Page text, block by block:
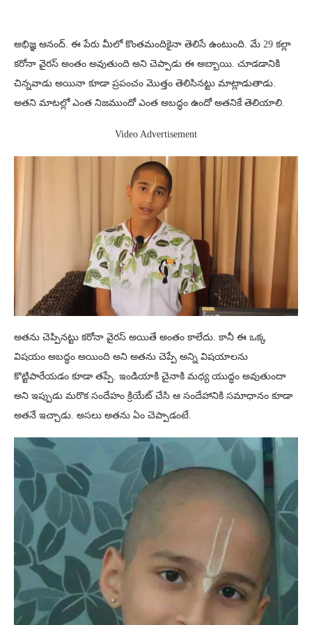
అభిజ్ఞ ఆనంద్. ఈ పేరు మీలో కొంతమందికైనా తెలిసే ఉంటుంది. మే 29 కల్లా
కరోనా వైరస్ అంతం అవుతుంది అని చెప్పాడు ఈ అబ్బాయి. చూడడానికి
చిన్నవాడు అయినా కూడా ప్రపంచం మొత్తం తెలిసినట్టు మాట్లాడుతాడు.
అతని మాటల్లో ఎంత నిజముందో ఎంత అబద్ధం ఉందో అతనికే తెలియాలి.
Video Advertisement
అతను చెప్పినట్టు కరోనా వైరస్ అయితే అంతం కాలేదు. కానీ ఈ ఒక్క
విషయం అబద్ధం అయింది అని అతను చెప్పే అన్ని విషయాలను
కొట్టిపారేయడం కూడా తప్పే. ఇండియాకి చైనాకి మధ్య యుద్ధం అవుతుందా
అని ఇప్పుడు మరొక సందేహం క్రియేట్ చేసి ఆ సందేహానికి సమాధానం కూడా
అతనే ఇచ్చాడు. అసలు అతను ఏం చెప్పాడంటే.